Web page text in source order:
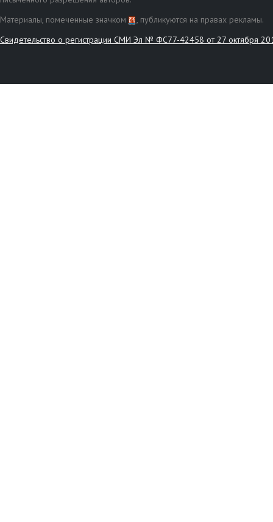
Материалы, помеченные значком
, публикуются на правах рекламы.
Свидетельство о регистрации СМИ Эл № ФС77-42458 от 27 октября